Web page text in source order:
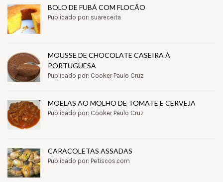
BOLO DE FUBÁ COM FLOCÃO
Publicado por: suareceita
MOUSSE DE CHOCOLATE CASEIRA À
PORTUGUESA
Publicado por: Cooker Paulo Cruz
MOELAS AO MOLHO DE TOMATE E CERVEJA
Publicado por: Cooker Paulo Cruz
CARACOLETAS ASSADAS
Publicado por: Petiscos.com